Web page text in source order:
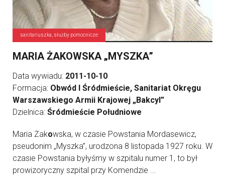
sanitariuszka, służby pomocnicze
MARIA ŻAKOWSKA „MYSZKA”
Data wywiadu: 2011-10-10
Formacja: Obwód I Śródmieście, Sanitariat Okręgu
Warszawskiego Armii Krajowej „Bakcyl”
Dzielnica: Śródmieście Południowe
Maria Żakowska, w czasie Powstania Mordasewicz,
pseudonim „Myszka”, urodzona 8 listopada 1927 roku. W
czasie Powstania byłyśmy w szpitalu numer 1, to był
prowizoryczny szpital przy Komendzie ...